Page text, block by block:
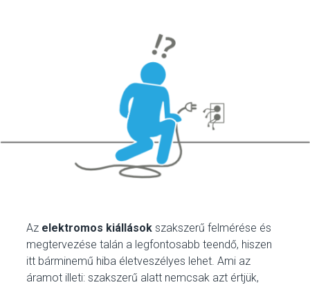
Az elektromos kiállások szakszerű felmérése és
megtervezése talán a legfontosabb teendő, hiszen
itt bárminemű hiba életveszélyes lehet. Ami az
áramot illeti: szakszerű alatt nemcsak azt értjük,